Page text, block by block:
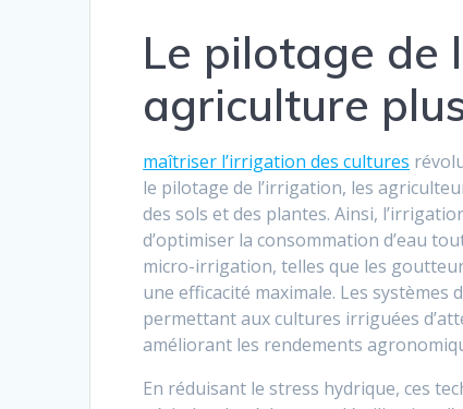
Le pilotage de
agriculture
maîtriser l’irrigation des cultures
le pilotage de l’irrigation, les
des sols et des plantes. Ainsi,
d’optimiser la consommation d’eau
micro-irrigation, telles que les
une efficacité maximale. Les
permettant aux cultures irriguées
améliorant les rendements
En réduisant le stress hydrique, ces